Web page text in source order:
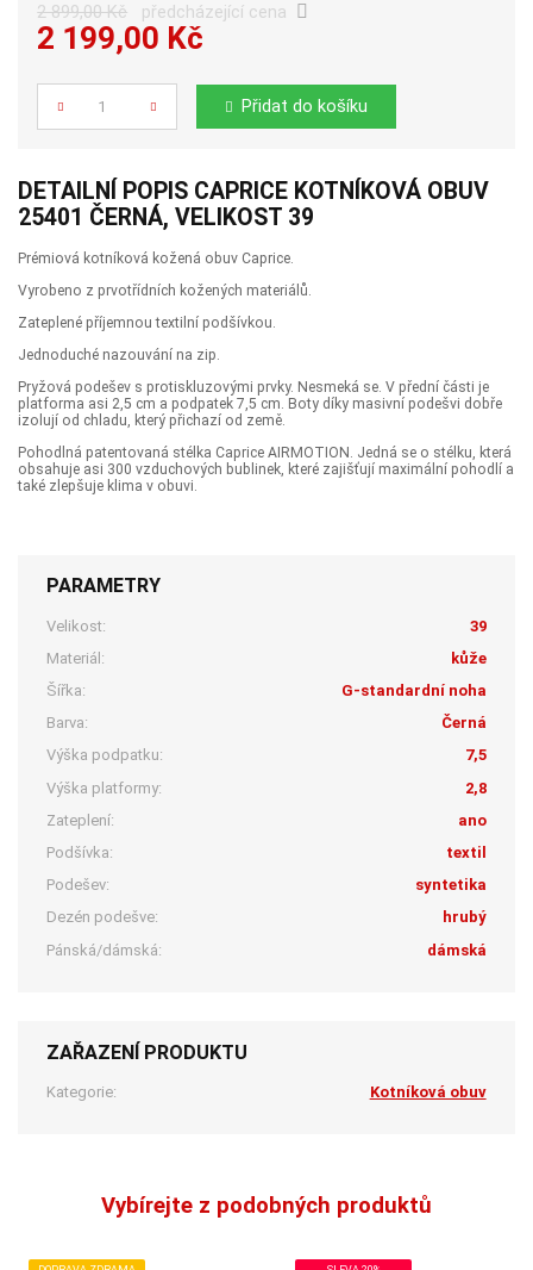
2 899,00 Kč předcházející cena
2 199,00 Kč
Počet
Přidat do košíku
DETAILNÍ POPIS CAPRICE KOTNÍKOVÁ OBUV
25401 ČERNÁ, VELIKOST 39
Prémiová kotníková kožená obuv Caprice.
Vyrobeno z prvotřídních kožených materiálů.
Zateplené příjemnou textilní podšívkou.
Jednoduché nazouvání na zip.
Pryžová podešev s protiskluzovými prvky. Nesmeká se. V přední části je
platforma asi 2,5 cm a podpatek 7,5 cm. Boty díky masivní podešvi dobře
izolují od chladu, který přichazí od země.
Pohodlná patentovaná stélka Caprice AIRMOTION. Jedná se o stélku, která
obsahuje asi 300 vzduchových bublinek, které zajišťují maximální pohodlí a
také zlepšuje klima v obuvi.
PARAMETRY
Velikost:
39
Materiál:
kůže
Šířka:
G-standardní noha
Barva:
Černá
Výška podpatku:
7,5
Výška platformy:
2,8
Zateplení:
ano
Podšívka:
textil
Podešev:
syntetika
Dezén podešve:
hrubý
Pánská/dámská:
dámská
ZAŘAZENÍ PRODUKTU
Kategorie: Kotníková obuv
Vybírejte z podobných produktů